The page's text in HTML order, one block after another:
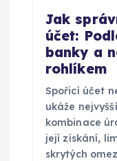
Jak
účet:
banky a
rohlíkem
Spořicí účet
ukáže
kombinace
její získání,
skrytých